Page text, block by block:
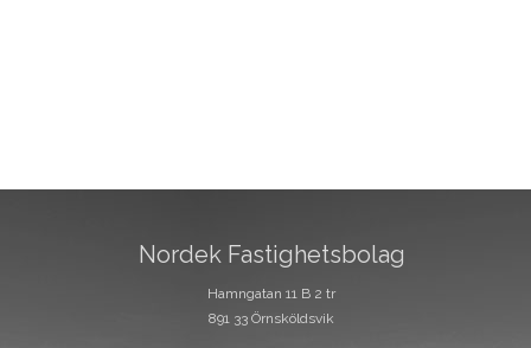
Nordek Fastighetsbolag
Hamngatan 11 B 2 tr
891 33 Örnsköldsvik